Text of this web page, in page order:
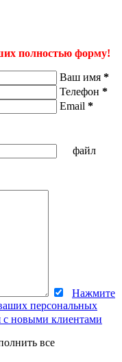
полностью форму!
Ваш имя *
Телефон *
Email *
файл
Нажмите
персональных
с новыми клиентами
все